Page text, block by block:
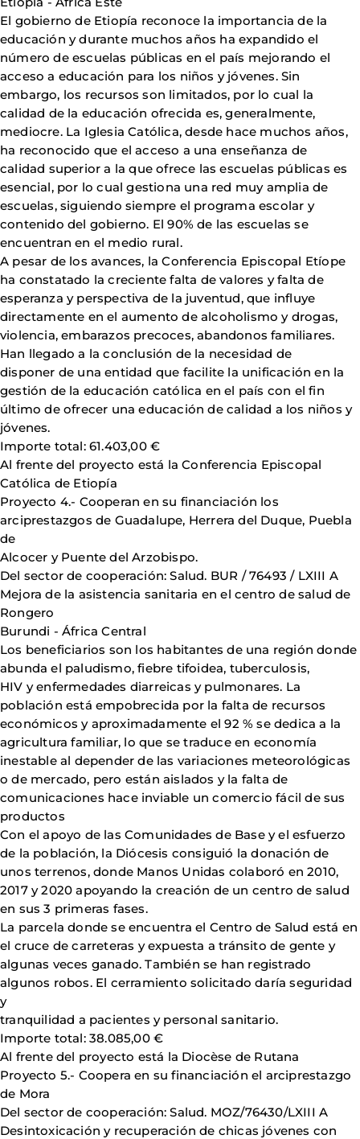
El gobierno de Etiopía reconoce la importancia de la
educación y durante muchos años ha expandido el
número de escuelas públicas en el país mejorando el
acceso a educación para los niños y jóvenes. Sin
embargo, los recursos son limitados, por lo cual la
calidad de la educación ofrecida es, generalmente,
mediocre. La Iglesia Católica, desde hace muchos años,
ha reconocido que el acceso a una enseñanza de
calidad superior a la que ofrece las escuelas públicas es
esencial, por lo cual gestiona una red muy amplia de
escuelas, siguiendo siempre el programa escolar y
contenido del gobierno. El 90% de las escuelas se
encuentran en el medio rural.
A pesar de los avances, la Conferencia Episcopal Etíope
ha constatado la creciente falta de valores y falta de
esperanza y perspectiva de la juventud, que influye
directamente en el aumento de alcoholismo y drogas,
violencia, embarazos precoces, abandonos familiares.
Han llegado a la conclusión de la necesidad de
disponer de una entidad que facilite la unificación en la
gestión de la educación católica en el país con el fin
último de ofrecer una educación de calidad a los niños y
jóvenes.
Importe total: 61.403,00 €
Al frente del proyecto está la Conferencia Episcopal
Católica de Etiopía
Proyecto 4.- Cooperan en su financiación los
arciprestazgos de Guadalupe, Herrera del Duque, Puebla
de
Alcocer y Puente del Arzobispo.
Del sector de cooperación: Salud. BUR / 76493 / LXIII A
Mejora de la asistencia sanitaria en el centro de salud de
Rongero
Burundi - África Central
Los beneficiarios son los habitantes de una región donde
abunda el paludismo, fiebre tifoidea, tuberculosis,
HIV y enfermedades diarreicas y pulmonares. La
población está empobrecida por la falta de recursos
económicos y aproximadamente el 92 % se dedica a la
agricultura familiar, lo que se traduce en economía
inestable al depender de las variaciones meteorológicas
o de mercado, pero están aislados y la falta de
comunicaciones hace inviable un comercio fácil de sus
productos
Con el apoyo de las Comunidades de Base y el esfuerzo
de la población, la Diócesis consiguió la donación de
unos terrenos, donde Manos Unidas colaboró en 2010,
2017 y 2020 apoyando la creación de un centro de salud
en sus 3 primeras fases.
La parcela donde se encuentra el Centro de Salud está en
el cruce de carreteras y expuesta a tránsito de gente y
algunas veces ganado. También se han registrado
algunos robos. El cerramiento solicitado daría seguridad
y
tranquilidad a pacientes y personal sanitario.
Importe total: 38.085,00 €
Al frente del proyecto está la Diocèse de Rutana
Proyecto 5.- Coopera en su financiación el arciprestazgo
de Mora
Del sector de cooperación: Salud. MOZ/76430/LXIII A
Desintoxicación y recuperación de chicas jóvenes con